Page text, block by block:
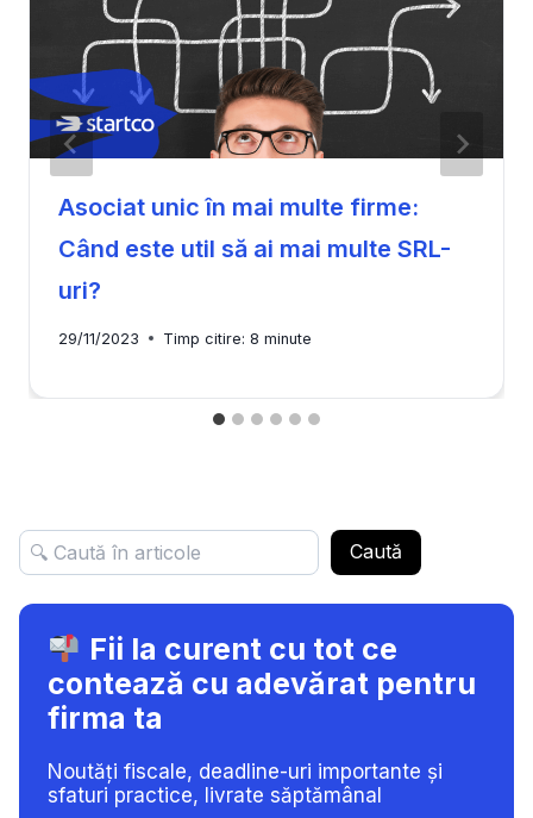
Asociat unic în mai multe firme:
Când este util să ai mai multe SRL-
uri?
29/11/2023 Timp citire: 8 minute
Caută
Fii la curent cu tot ce
contează cu adevărat pentru
firma ta
Noutăți fiscale, deadline-uri importante și
sfaturi practice, livrate săptămânal